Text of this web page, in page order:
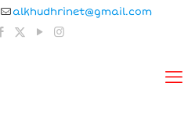
alkhudhrinet@gmail.com